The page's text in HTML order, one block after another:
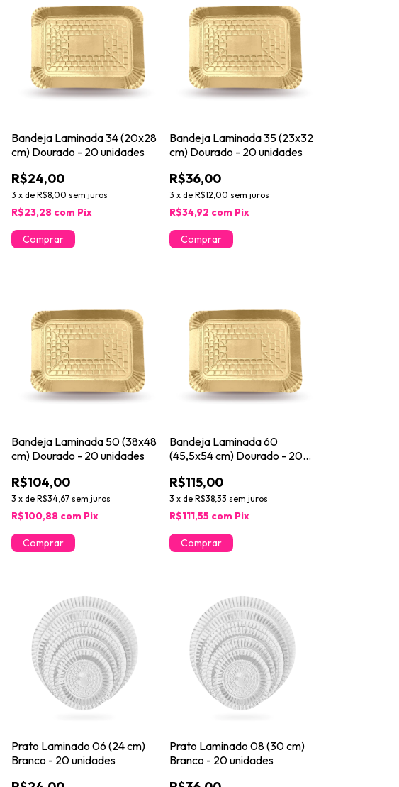
Bandeja Laminada 34 (20x28
cm) Dourado - 20 unidades
R$24,00
3 x deR$8,00 sem juros
R$23,28 com Pix
Bandeja Laminada 35 (23x32
cm) Dourado - 20 unidades
R$36,00
3 x de R$12,00 sem juros
R$34,92 com Pix
Bandeja Laminada 50 (38x48
cm) Dourado - 20 unidades
R$104,00
3 x deR$34,67 sem juros
R$100,88 com Pix
Bandeja Laminada 60
(45,5x54 cm) Dourado - 20
R$115,00
3 x de R$38,33 sem juros
R$111,55 com Pix
Prato Laminado 06 (24 cm)
Branco - 20 unidades
Prato Laminado 08 (30 cm)
Branco - 20 unidades